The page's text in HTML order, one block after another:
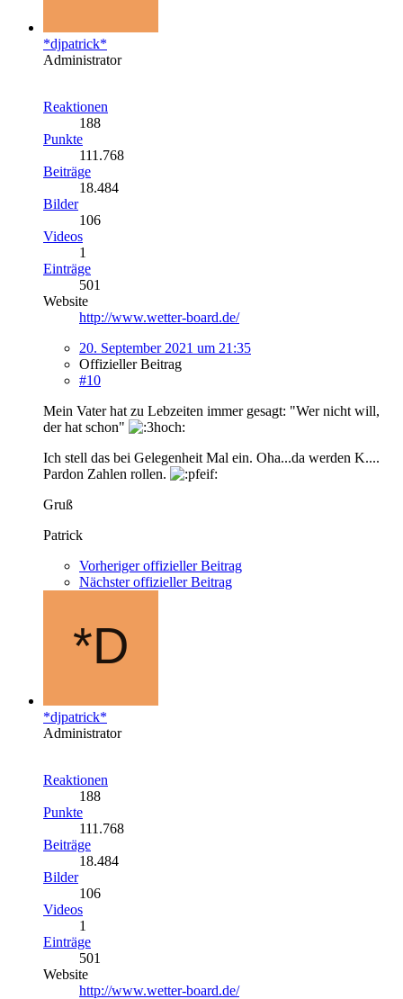
*djpatrick*
Administrator
Reaktionen
188
Punkte
111.768
Beiträge
18.484
Bilder
106
Videos
1
Einträge
501
Website
http://www.wetter-board.de/
20. September 2021 um 21:35
Offizieller Beitrag
#10
Mein Vater hat zu Lebzeiten immer gesagt: "Wer nicht will,
der hat schon"
Ich stell das bei Gelegenheit Mal ein. Oha...da werden K....
Pardon Zahlen rollen.
Gruß
Patrick
Vorheriger offizieller Beitrag
Nächster offizieller Beitrag
*djpatrick*
Administrator
Reaktionen
188
Punkte
111.768
Beiträge
18.484
Bilder
106
Videos
1
Einträge
501
Website
http://www.wetter-board.de/